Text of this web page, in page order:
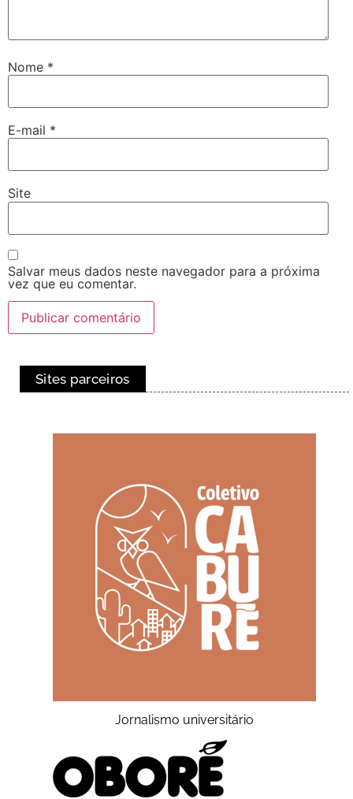
Nome *
E-mail *
Site
Salvar meus dados neste navegador para a próxima
vez que eu comentar.
Sites parceiros
Jornalismo universitário